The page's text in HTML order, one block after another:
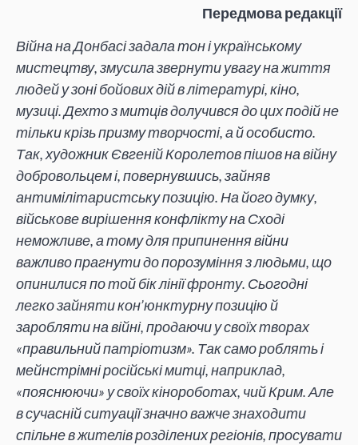
Передмова редакції
Війна на Донбасі задала тон і українському
мистецтву, змусила звернути увагу на життя
людей у зоні бойових дій в літературі, кіно,
музиці. Дехто з митців долучився до цих подій не
тільки крізь призму творчості, а й особисто.
Так, художник Євгеній Королетов пішов на війну
добровольцем і, повернувшись, зайняв
антимілітаристську позицію. На його думку,
військове вирішення конфлікту на Сході
неможливе, а тому для припинення війни
важливо прагнути до порозуміння з людьми, що
опинилися по той бік лінії фронту. Сьогодні
легко зайняти кон’юнктурну позицію й
заробляти на війні, продаючи у своїх творах
«правильний патріотизм». Так само роблять і
мейнстрімні російські митці, наприклад,
«пояснюючи» у своїх кінороботах, чий Крим. Але
в сучасній ситуації значно важче знаходити
спільне в жителів розділених регіонів, просувати